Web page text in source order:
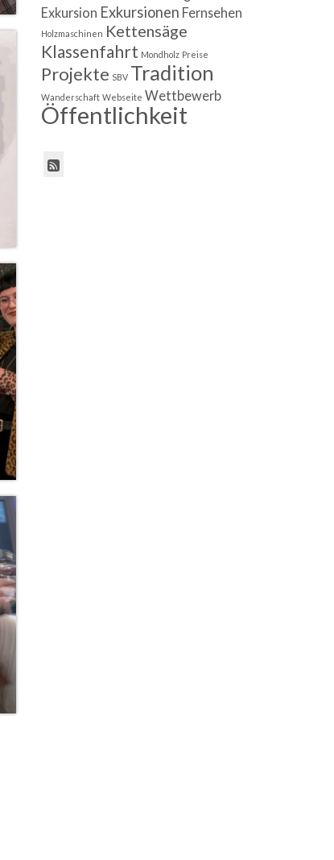
Exkursion Exkursionen Fernsehen
Holzmaschinen Kettensäge
Klassenfahrt Mondholz Preise
Projekte SBV Tradition
Wanderschaft Webseite Wettbewerb
Öffentlichkeit